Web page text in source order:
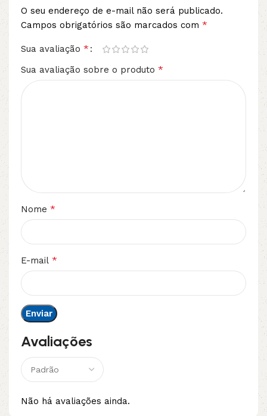
Avaliações
Não há avaliações ainda.
O seu endereço de e-mail não será publicado.
Campos obrigatórios são marcados com *
Sua avaliação *
Sua avaliação sobre o produto *
Nome *
E-mail *